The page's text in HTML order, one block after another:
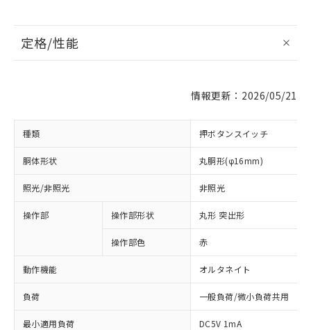
定格/性能
情報更新：2026/05/21
種類 押ボタンスイッチ
胴体形状 丸胴形(φ16mm)
照光/非照光 非照光
操作部 操作部形状 丸形 突出形
操作部色 赤
動作機能 オルタネイト
負荷 一般負荷/微小負荷共用
最小適用負荷 DC5V 1mA